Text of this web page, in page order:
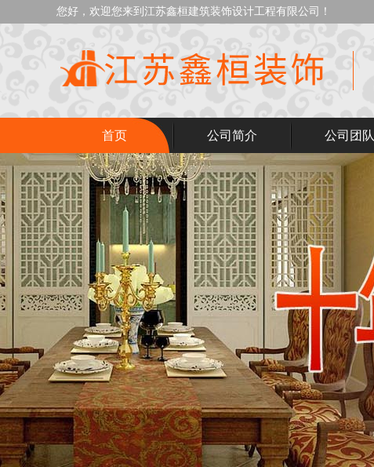
您好，欢迎您来到江苏鑫桓建筑装饰设计工程有限公司！
首页 公司简介 公司团队